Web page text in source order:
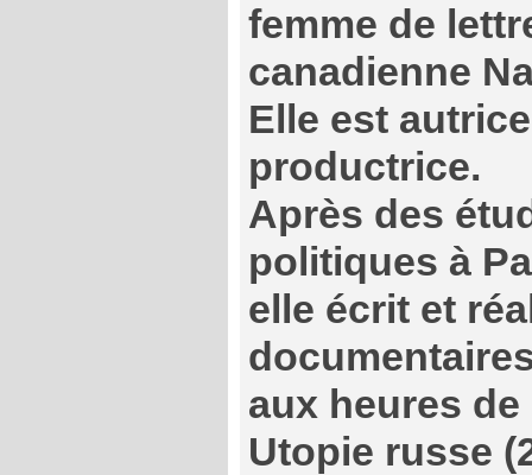
femme de
canadienne
Elle est
productrice.
Après des
politiques à
elle écrit et
aux heures
Utopie russe